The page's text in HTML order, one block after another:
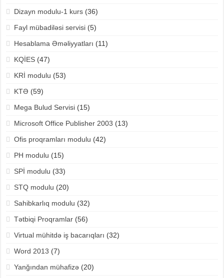
Dizayn modulu-1 kurs(36)
Fayl mübadiləsi servisi(5)
Hesablama Əməliyyatları (11)
KQİES(47)
KRİ modulu (53)
KTƏ (59)
Mega Bulud Servisi(15)
Microsoft Office Publisher 2003 (13)
Ofis proqramları modulu (42)
PH modulu (15)
SPİ modulu (33)
STQ modulu (20)
Sahibkarlıq modulu (32)
Tətbiqi Proqramlar(56)
Virtual mühitdə iş bacarıqları (32)
Word 2013 (7)
Yanğından mühafizə(20)